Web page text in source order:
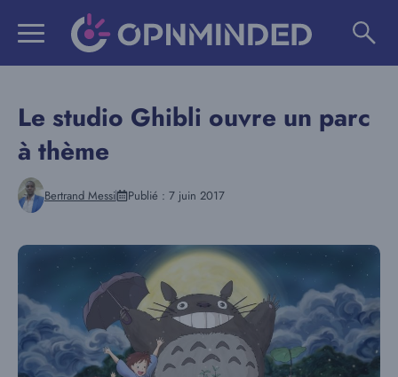
Le studio Ghibli ouvre un parc
à thème
Bertrand Messi Publié : 7 juin 2017